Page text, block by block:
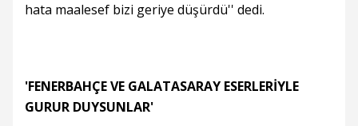
hata maalesef bizi geriye düşürdü'' dedi.
'FENERBAHÇE VE GALATASARAY ESERLERİYLE
GURUR DUYSUNLAR'